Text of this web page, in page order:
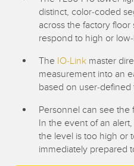
distinct, color-coded
across the factory
respond to high or
The IO-Link master
measurement into an
based on user-defined
Personnel can see the
In the event of an
the level is too high or
immediately prepared